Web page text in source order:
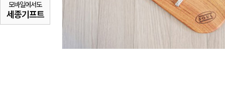
모바일에서도
세종기프트